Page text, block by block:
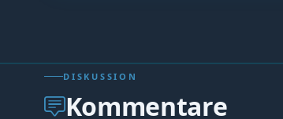
DISKUSSION
Kommentare